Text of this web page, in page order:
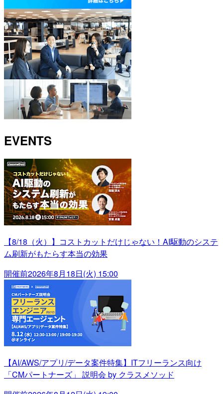
EVENTS
【8/18（火）】コストカットだけじゃない！AI駆動のシステ
ム刷新がもたらす本当の効果
開催前2026年8月18日(火) 15:00
【AI/AWS/アプリ/データ案件特集】ITフリーランス向け
「CMパートナーズ」 説明会 by クラスメソッド